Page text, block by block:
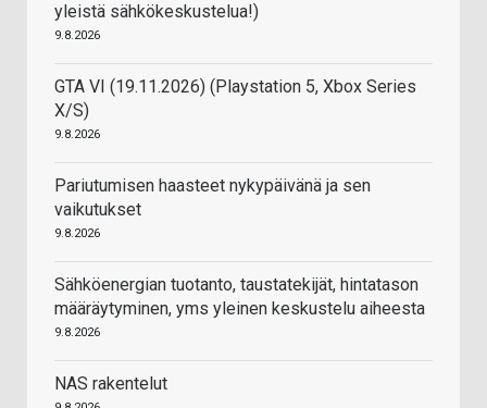
yleistä sähkökeskustelua!)
9.8.2026
GTA VI (19.11.2026) (Playstation 5, Xbox Series
X/S)
9.8.2026
Pariutumisen haasteet nykypäivänä ja sen
vaikutukset
9.8.2026
Sähköenergian tuotanto, taustatekijät, hintatason
määräytyminen, yms yleinen keskustelu aiheesta
9.8.2026
NAS rakentelut